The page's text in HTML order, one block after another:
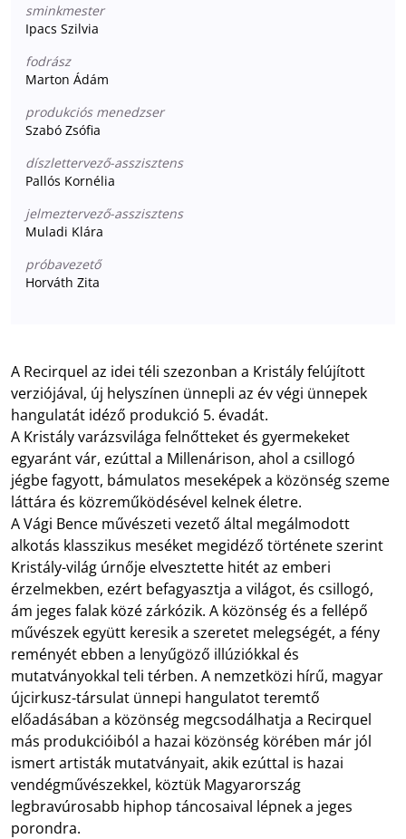
sminkmester
Ipacs Szilvia
fodrász
Marton Ádám
produkciós menedzser
Szabó Zsófia
díszlettervező-asszisztens
Pallós Kornélia
jelmeztervező-asszisztens
Muladi Klára
próbavezető
Horváth Zita
A Recirquel az idei téli szezonban a Kristály felújított
verziójával, új helyszínen ünnepli az év végi ünnepek
hangulatát idéző produkció 5. évadát.
A Kristály varázsvilága felnőtteket és gyermekeket
egyaránt vár, ezúttal a Millenárison, ahol a csillogó
jégbe fagyott, bámulatos meseképek a közönség szeme
láttára és közreműködésével kelnek életre.
A Vági Bence művészeti vezető által megálmodott
alkotás klasszikus meséket megidéző története szerint
Kristály-világ úrnője elvesztette hitét az emberi
érzelmekben, ezért befagyasztja a világot, és csillogó,
ám jeges falak közé zárkózik. A közönség és a fellépő
művészek együtt keresik a szeretet melegségét, a fény
reményét ebben a lenyűgöző illúziókkal és
mutatványokkal teli térben. A nemzetközi hírű, magyar
újcirkusz-társulat ünnepi hangulatot teremtő
előadásában a közönség megcsodálhatja a Recirquel
más produkcióiból a hazai közönség körében már jól
ismert artisták mutatványait, akik ezúttal is hazai
vendégművészekkel, köztük Magyarország
legbravúrosabb hiphop táncosaival lépnek a jeges
porondra.